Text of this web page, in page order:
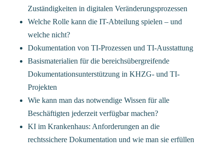
Zuständigkeiten in digitalen Veränderungsprozessen
Welche Rolle kann die IT-Abteilung spielen – und
welche nicht?
Dokumentation von TI-Prozessen und TI-Ausstattung
Basismaterialien für die bereichsübergreifende
Dokumentationsunterstützung in KHZG- und TI-
Projekten
Wie kann man das notwendige Wissen für alle
Beschäftigten jederzeit verfügbar machen?
KI im Krankenhaus: Anforderungen an die
rechtssichere Dokumentation und wie man sie erfüllen